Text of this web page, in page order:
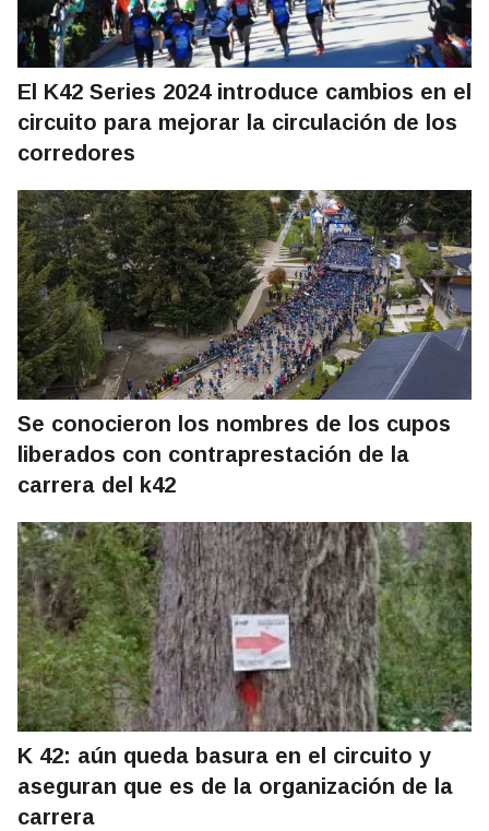
El K42 Series 2024 introduce cambios en el
circuito para mejorar la circulación de los
corredores
Se conocieron los nombres de los cupos
liberados con contraprestación de la
carrera del k42
K 42: aún queda basura en el circuito y
aseguran que es de la organización de la
carrera